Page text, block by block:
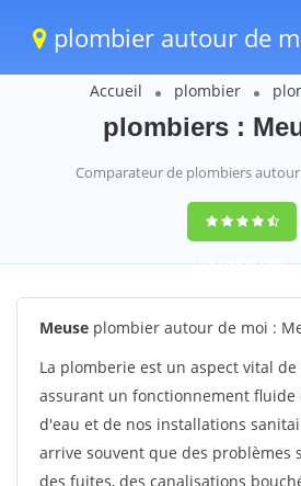
plombier autour de
Accueil plombier
plombiers :
Comparateur de plombiers
9,6(100%)1388
votes
Meuse plombier autour de moi :
La plomberie est un aspect vital
assurant un fonctionnement fluide
d'eau et de nos installations
arrive souvent que des problèmes
des fuites, des canalisations